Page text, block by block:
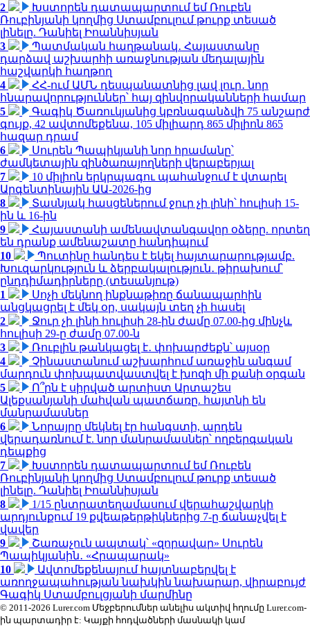
2
Խստորեն դատապարտում եմ Ռուբեն
Ռուբինյանի կողմից Ստամբուլում թուրք տեսած
լինելը. Դանիել Իոաննիսյան
3
Պատմական հաղթանակ․ Հայաստանը
դարձավ աշխարհի առաջնության մեդալային
հաշվարկի հաղթող
4
ՀՀ-ում ԱՄՆ դեսպանատնից լավ լուր․ նոր
հնարավորություններ՝ հայ զինվորականների համար
5
Գագիկ Ծառուկյանից կբռնագանձվի 75 անշարժ
գույք, 42 ավտոմեքենա, 105 միլիարդ 865 միլիոն 865
հազար դրամ
6
Սուրեն Պապիկյանի նոր հրամանը՝
ժամկետային զինծառայողների վերաբերյալ
7
10 միլիոն երկրպագու պահանջում է վտարել
Արգենտինային ԱԱ-2026-ից
8
Տասնյակ հասցեներում ջուր չի լինի՝ հուլիսի 15-
ին և 16-ին
9
Հայաստանի ամենավտանգավոր օձերը. որտեղ
են դրանք ամենաշատը հանդիպում
10
Պուտինը հանդես է եկել հայտարարությամբ.
Խուզարկություն և ձերբակալություն․ թիրախում՝
ընդդիմադիրները (տեսանյութ)
1
Սոչի մեկնող ինքնաթիռը ճանապարհին
անցկացրել է մեկ օր, սակայն տեղ չի հասել
2
Ջուր չի լինի հուլիսի 28-ին ժամը 07.00-ից մինչև
հուլիսի 29-ը ժամը 07.00-ն
3
Ռուբլին թանկացել է․ փոխարժեքն՝ այսօր
4
Չինաստանում աշխարհում առաջին անգամ
մարդուն փոխպատվաստվել է խոզի մի քանի օրգան
5
Ո՞րն է սիրված արտիստ Արտաշես
Ալեքսանյանի մահվան պատճառը. հայտնի են
մանրամասներ
6
Նորայրը մեկնել էր հանգստի, արդեն
վերադառնում է. նոր մանրամասներ՝ ողբերգական
դեպքից
7
Խստորեն դատապարտում եմ Ռուբեն
Ռուբինյանի կողմից Ստամբուլում թուրք տեսած
լինելը. Դանիել Իոաննիսյան
8
1/15 ընտրատեղամասում վերահաշվարկի
արդյունքում 19 քվեաթերթիկներից 7-ը ճանաչվել է
վավեր
9
Շառաչուն ապտակ՝ «զորավար» Սուրեն
Պապիկյանին․ «Հրապարակ»
10
Ավտոմեքենայում հայտնաբերվել է
առողջապահության նախկին նախարար, վիրաբույժ
Գագիկ Ստամբուլցյանի մարմինը
© 2011-2026 Lurer.com Մեջբերումներ անելիս ակտիվ հղումը Lurer.com-
ին պարտադիր է: Կայքի հոդվածների մասնակի կամ